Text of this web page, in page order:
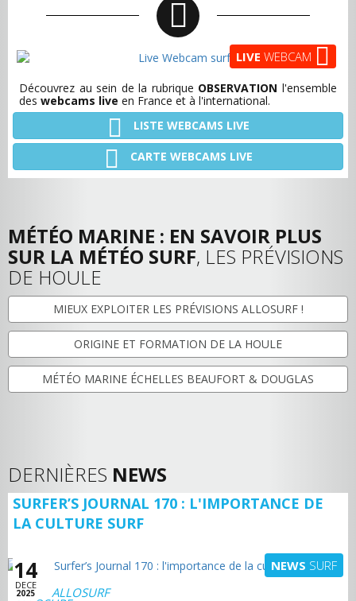
LIVE WEBCAM
Découvrez au sein de la rubrique OBSERVATION l'ensemble
des webcams live en France et à l'international.
LISTE WEBCAMS LIVE
CARTE WEBCAMS LIVE
MÉTÉO MARINE : EN SAVOIR PLUS
SUR LA MÉTÉO SURF, LES PRÉVISIONS
DE HOULE
MIEUX EXPLOITER LES PRÉVISIONS ALLOSURF !
ORIGINE ET FORMATION DE LA HOULE
MÉTÉO MARINE ÉCHELLES BEAUFORT & DOUGLAS
DERNIÈRES NEWS
SURFER’S JOURNAL 170 : L'IMPORTANCE DE
LA CULTURE SURF
14
DECE
2025
NEWS SURF
ALLOSURF